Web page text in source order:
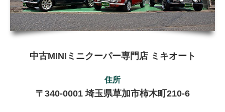
中古MINIミニクーパー専門店 ミキオート
住所
〒340-0001 埼玉県草加市柿木町210-6